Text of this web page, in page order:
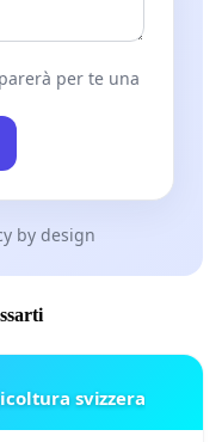
per te una
by design
svizzera